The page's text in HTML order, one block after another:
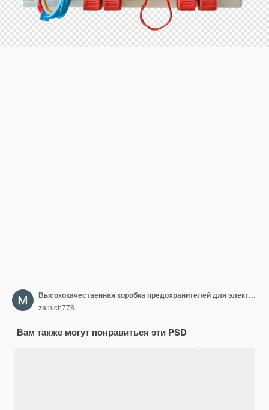
Высококачественная коробка предохранителей для электрической безопасности с изолированным фоном с изолированной на прозрачном фоне
zainich778
Вам также могут понравиться эти PSD